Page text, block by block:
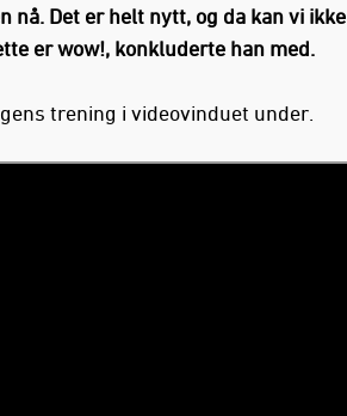
nå. Det er helt nytt, og da kan vi ikke
er wow!, konkluderte han med.
trening i videovinduet under.